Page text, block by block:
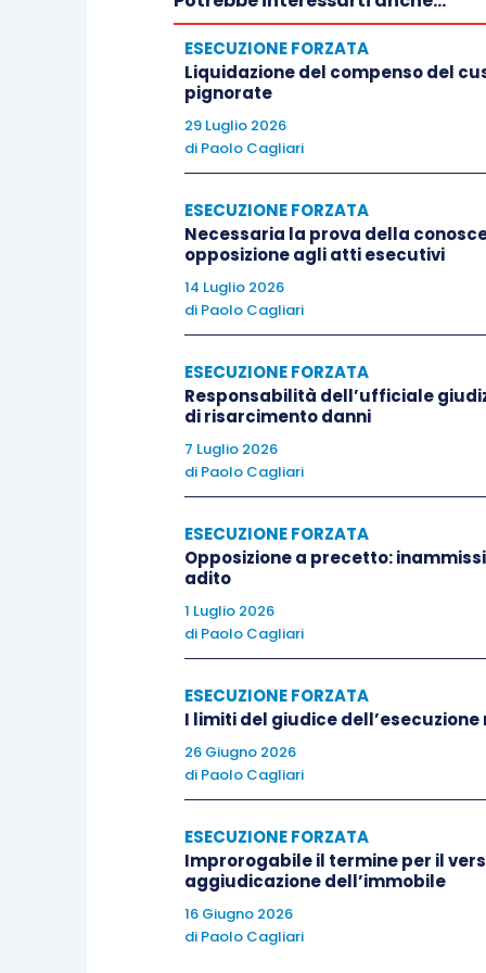
Infine il terzo comma, aggiunto dalla L.
prevedendo una sorta di
giudice, anche d’ufficio, può altresì
della controparte, di una somma
La natura della responsabilità
2043 cod. civ.
Si è detto che la responsabilità in
Orbene, l’atto illecito cui si fa
soggetto agente, il quale esercita un
Normalmente, chi agisce o resiste in
questione, invece, l’attore/convenuto
probabilità di successo ma,
emulativi, cagionando un danno c.d.
Trattandosi di una responsabilità da
rispetto alla più generale disciplina
2043 cod. civ.
Secondo la consolidata
art. 2043 cod. civ, poiché contempla
specificamente connesse all’attività
tra responsabilità
Cass. SS.UU. 18 dicembre 1987, n.
ESECUZIONE FORZATA
Liquidazione del compenso del
pignorate
29 Luglio 2026
di Paolo Cagliari
ESECUZIONE FORZATA
Necessaria la prova della
opposizione agli atti esecutivi
14 Luglio 2026
di Paolo Cagliari
ESECUZIONE FORZATA
Responsabilità dell’ufficiale
di risarcimento danni
7 Luglio 2026
di Paolo Cagliari
ESECUZIONE FORZATA
Opposizione a precetto:
adito
1 Luglio 2026
di Paolo Cagliari
ESECUZIONE FORZATA
I limiti del giudice
26 Giugno 2026
di Paolo Cagliari
ESECUZIONE FORZATA
Improrogabile il termine per il
aggiudicazione dell’immobile
16 Giugno 2026
di Paolo Cagliari